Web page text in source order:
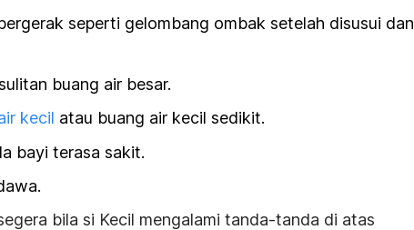
seperti gelombang ombak setelah disusui dan
buang air besar.
kecil atau buang air kecil sedikit.
bayi terasa sakit.
bila si Kecil mengalami tanda-tanda di atas